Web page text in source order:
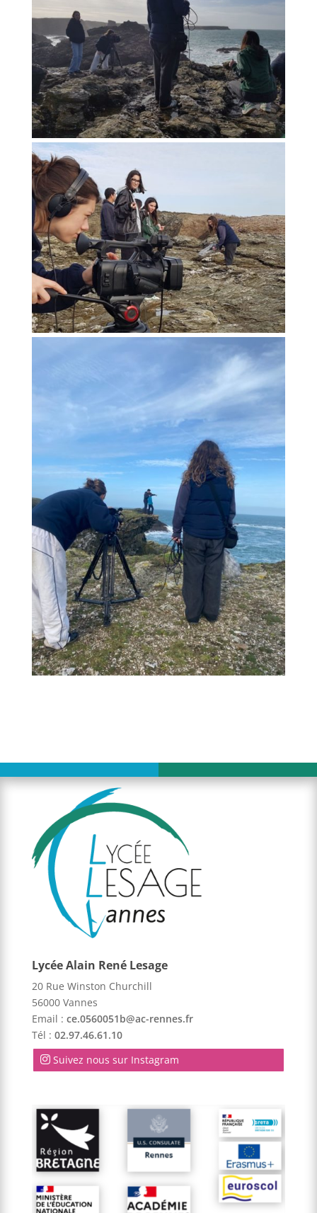
Lycée Alain René Lesage
20 Rue Winston Churchill
56000 Vannes
Email : ce.0560051b@ac-rennes.fr
Tél : 02.97.46.61.10
Suivez nous sur Instagram